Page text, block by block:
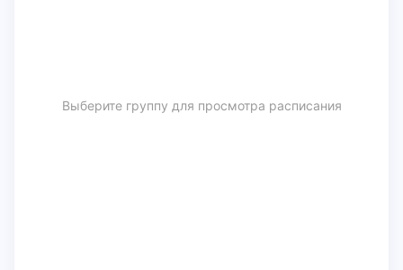
Выберите группу для просмотра расписания